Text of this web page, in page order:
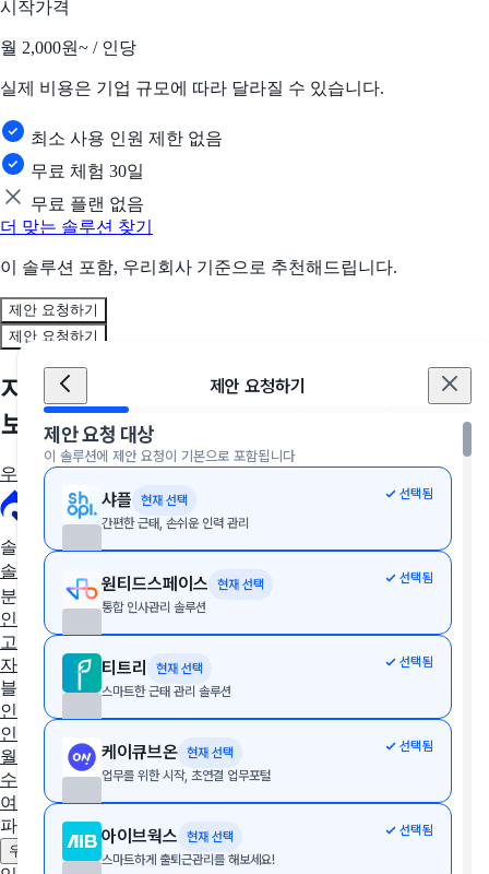
시작가격
월 2,000원~ / 인당
실제 비용은 기업 규모에 따라 달라질 수 있습니다.
최소 사용 인원 제한 없음
무료 체험 30일
무료 플랜 없음
더 맞는 솔루션 찾기
이 솔루션 포함, 우리회사 기준으로 추천해드립니다.
제안 요청하기
제안 요청하기
제안 요청 대상
이 솔루션에 제안 요청이 기본으로 포함됩니다
샤플
현재 선택
간편한 근태, 손쉬운 인력 관리
선택됨
원티드스페이스
현재 선택
통합 인사관리 솔루션
선택됨
티트리
현재 선택
스마트한 근태 관리 솔루션
선택됨
케이큐브온 현재 선택
업무를 위한 시작, 초연결 업무포털
선택됨
아이브웍스
현재 선택
스마트하게 출퇴근관리를 해보세요!
선택됨
제안 요청하기
지금, 우리 회사에 딱 맞는 솔루션을 만나
보세요
우리 회사에 딱 맞는 툴 추천받기
솔루션 추천
솔루션 추천받기
분야별 솔루션
인사·노무
협업툴·그룹웨어
영업·
고객관리 AI·자동화 데이터 분석 마케팅 이커머스 웹사이트
자인툴
개발운영 보안접속
교육관리
블로그
인사이트
인사노무 계산기
월급 계산기 시급 계산기 최저임금 계산기 통상임금 계산기
수당 계산기 연차 계산기 야간수당 계산기
여 계산기 4대보험 계산기
파트너
우리 솔루션 등록하기 제휴 문의하기